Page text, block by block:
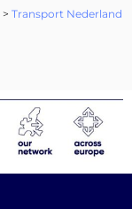
> Transport Nederland